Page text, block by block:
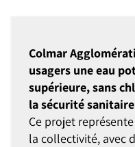
Colmar
usagers une eau
supérieure, sans
la sécurité sanitaire
Ce projet
la collectivité, avec